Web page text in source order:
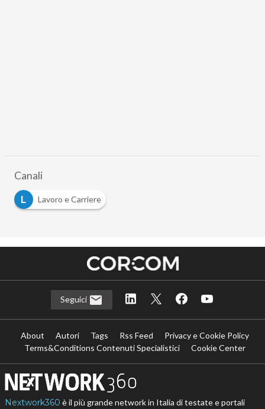
Canali
L
Lavoro e Carriere
Seguici
About Autori Tags Rss Feed
Privacy e Cookie Policy
Terms&Conditions Contenuti Specialistici
Cookie Center
Nextwork360 è il più grande network in Italia di testate e portali